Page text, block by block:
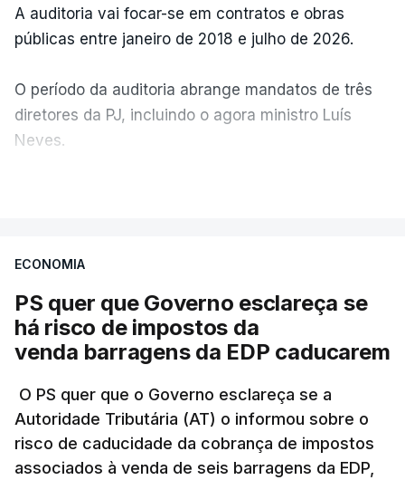
A auditoria vai focar-se em contratos e obras
públicas entre janeiro de 2018 e julho de 2026.
O período da auditoria abrange mandatos de três
diretores da PJ, incluindo o agora ministro Luís
Neves.
Não há prazos fixados para a conclusão desta
avaliação à Polícia Judiciária.
Do início da polémica com a revelação de obras a
título pessoal, numa propriedade no Alentejo, feitas
pelo mesmo empreiteiro contratado 17 vezes para
obras na Polícia Judiciária (PJ) até aos últimos dias,
em que até do Governo surgiram ordens para mais
inquéritos e averiguações aos seus mandatos à
ECONOMIA
PS quer que Governo esclareça se
há risco de impostos da
venda barragens da EDP caducarem
O PS quer que o Governo esclareça se a
Autoridade Tributária (AT) o informou sobre o
risco de caducidade da cobrança de impostos
associados à venda de seis barragens da EDP,